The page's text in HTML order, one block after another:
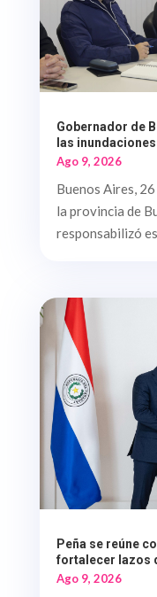
Gobernador de
las
Ago 9, 2026
Buenos Aires,
la provincia de
responsabilizó
Peña se reúne
fortalecer lazos
Ago 9, 2026